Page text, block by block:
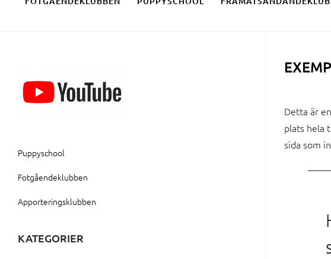
Detta är
plats hela
sida som
Puppyschool
Fotgåendeklubben
Apporteringsklubben
KATEGORIER